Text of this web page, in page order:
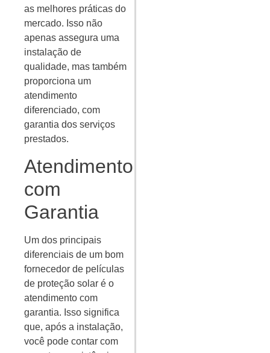
as melhores práticas do
mercado. Isso não
apenas assegura uma
instalação de
qualidade, mas também
proporciona um
atendimento
diferenciado, com
garantia dos serviços
prestados.
Atendimento
com
Garantia
Um dos principais
diferenciais de um bom
fornecedor de películas
de proteção solar é o
atendimento com
garantia. Isso significa
que, após a instalação,
você pode contar com